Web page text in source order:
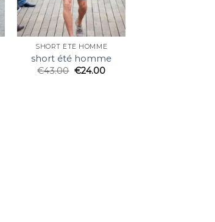
SHORT ÉTÉ HOMME
short été homme
€43.00 €24.00